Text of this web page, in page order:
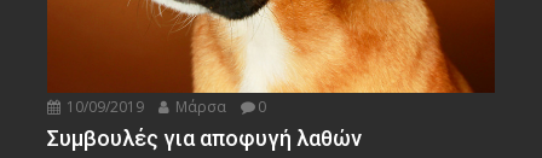
10/09/2019 Μάρσα 0
Συμβουλές για αποφυγή λαθών